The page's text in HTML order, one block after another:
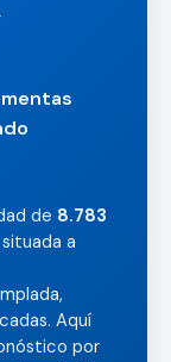
de 8.783
a
Aquí
por